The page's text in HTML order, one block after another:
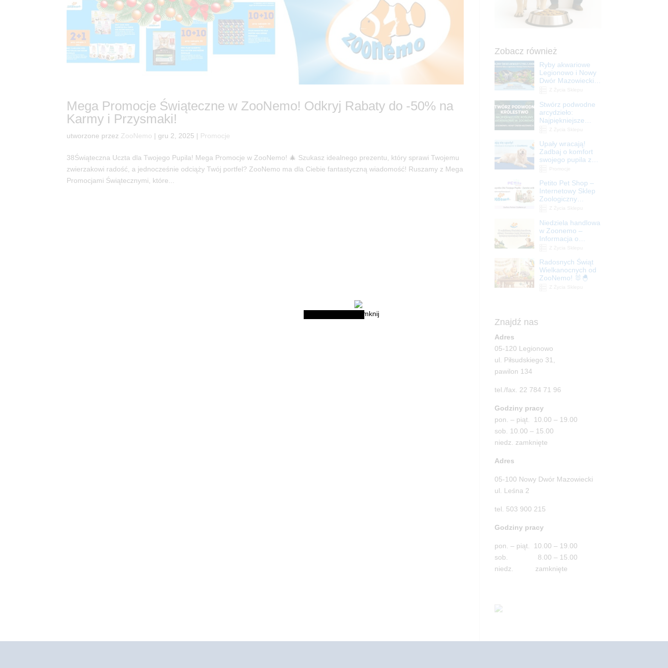
Mega Promocje Świąteczne w ZooNemo! Odkryj Rabaty do -50% na
Karmy i Przysmaki!
utworzone przez ZooNemo | gru 2, 2025 | Promocje
38Świąteczna Uczta dla Twojego Pupila! Mega Promocje w ZooNemo! 🎄 Szukasz idealnego prezentu, który sprawi Twojemu
zwierzakowi radość, a jednocześnie odciąży Twój portfel? ZooNemo ma dla Ciebie fantastyczną wiadomość! Ruszamy z Mega
Promocjami Świątecznymi, które...
Zobacz również
Ryby akwariowe
Legionowo i Nowy
Dwór Mazowiecki –
Stwórz podwodne
arcydzieło:
Najpiękniejsze
Legionowo i Nowy
Dwór Mazowiecki
Upały wracają!
Zadbaj o komfort
swojego pupila z
ZooNemo
Petito Pet Shop –
Internetowy Sklep
Zoologiczny
| ZooNemo
Niedziela handlowa
w Zoonemo –
Informacja o
Radosnych Świąt
Wielkanocnych od
ZooNemo! 🐰🐣
Znajdź nas
Adres
05-120 Legionowo
ul. Piłsudskiego 31,
pawilon 134
tel./fax. 22 784 71 96
Godziny pracy
pon. – piąt. 10.00 – 19.00
sob. 10.00 – 15.00
niedz. zamknięte
Adres
05-100 Nowy Dwór Mazowiecki
ul. Leśna 2
tel. 503 900 215
Godziny pracy
pon. – piąt. 10.00 – 19.00
sob. 8.00 – 15.00
niedz. zamknięte